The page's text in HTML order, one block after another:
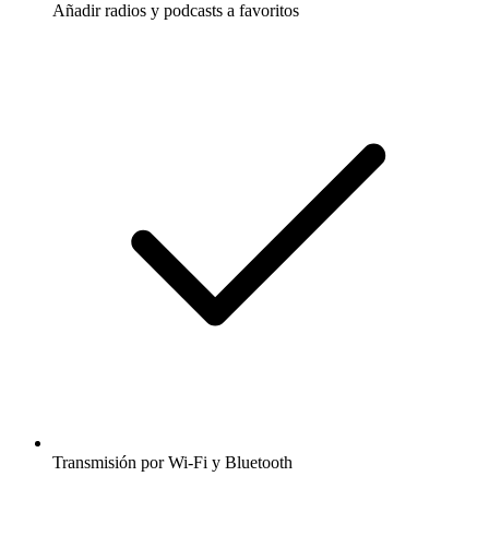
Añadir radios y podcasts a favoritos
Transmisión por Wi-Fi y Bluetooth